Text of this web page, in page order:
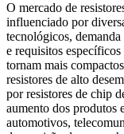
O mercado de
influenciado por
tecnológicos,
e requisitos
tornam mais
resistores de alto
por resistores de chip
aumento dos produtos
automotivos,